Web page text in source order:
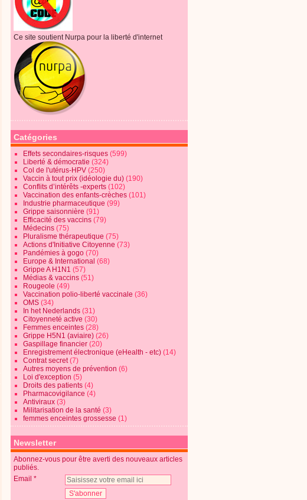
Ce site soutient Nurpa pour la liberté d'internet
Catégories
Effets secondaires-risques (599)
Liberté & démocratie (324)
Col de l'utérus-HPV (250)
Vaccin à tout prix (idéologie du) (190)
Conflits d’intérêts -experts (102)
Vaccination des enfants-crèches (101)
Industrie pharmaceutique (99)
Grippe saisonnière (91)
Efficacité des vaccins (79)
Médecins (75)
Pluralisme thérapeutique (75)
Actions d'Initiative Citoyenne (73)
Pandémies à gogo (70)
Europe & International (68)
Grippe A H1N1 (57)
Médias & vaccins (51)
Rougeole (49)
Vaccination polio-liberté vaccinale (36)
OMS (34)
In het Nederlands (31)
Citoyenneté active (30)
Femmes enceintes (28)
Grippe H5N1 (aviaire) (26)
Gaspillage financier (20)
Enregistrement électronique (eHealth - etc) (14)
Contrat secret(7)
Autres moyens de prévention (6)
Loi d'exception (5)
Droits des patients (4)
Pharmacovigilance (4)
Antiviraux (3)
Militarisation de la santé (3)
femmes enceintes grossesse (1)
Newsletter
Abonnez-vous pour être averti des nouveaux articles
publiés.
Email